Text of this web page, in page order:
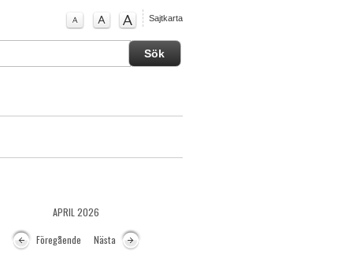
Sajtkarta
APRIL 2026
Föregående
Nästa